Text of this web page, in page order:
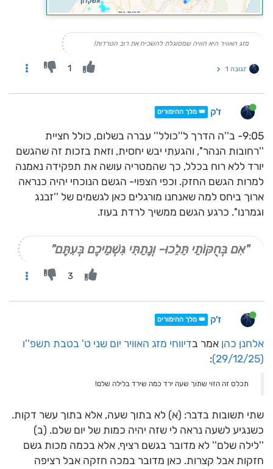
מזג האוויר היא חוויה שמסוגלת להשכיח את רוב הטרדות!
תגובה 1 1
ז'ק 👑 מלך ההימורים
9:05- ב''ה הדרך ל''כולל'' עברה בשלום, כולל חציית
''רחובות הנהר'', והגעתי יבש יחסית, וזאת בזכות זה שהגשם
יורד ללא רוח בכלל, כך שהמטריה עושה את תפקידה נאמנה
למרות הגשם החזק. וכפי הצפוי- הגשם הנוכחי יהיה כנראה
ארוך ביחס למה שאנחנו מורגלים כאן לגשמים של ''זבנג
וגמרנו''. כרגע הגשם ממשיך לרדת בעוז.
"אִם בְּחֻקּוֹתַי תֵּלֵכוּ- וְנָתַתִּי גִּשְׁמֵיכֶם בְּעִתָּם"
3
ז'ק 👑 מלך ההימורים
אלחנן כהן אמר בדיווחי מזג האוויר יום שני ט' בטבת תשפ''ו
(29/12/25)
:
תכלס זה הזוי שתוך שעה ירד כמה שירד בלילה שלם!
שתי תשובות בדבר: (א) לא בתוך שעה, אלא בתוך עשר דקות.
כשנגיע לשעה נראה לי שזה יהיה כמות של יום שלם. (ב)
''לילה שלם'' לא מדובר בגשם רציף, אלא בכמה מכות גשם
חזקות אבל קצרות. כאן מדובר במכה חזקה אבל רציפה